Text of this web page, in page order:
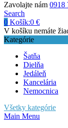
Zavolajte nám 0918
Search
0 Košík:0 €
V košíku nemáte
Kategórie
Šatňa
Dielňa
Jedáleň
Kancelária
Nemocnica
Všetky kategórie
Main Menu